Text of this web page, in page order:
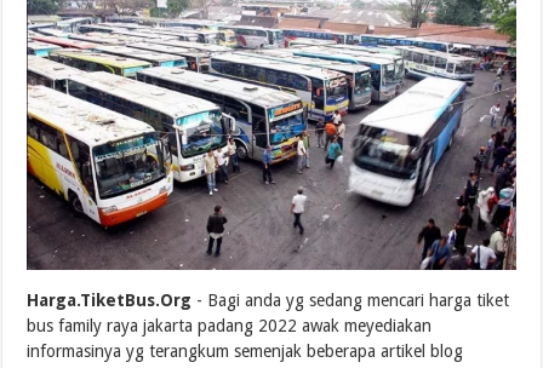
Harga.TiketBus.Org - Bagi anda yg sedang mencari harga tiket
bus family raya jakarta padang 2022 awak meyediakan
informasinya yg terangkum semenjak beberapa artikel blog